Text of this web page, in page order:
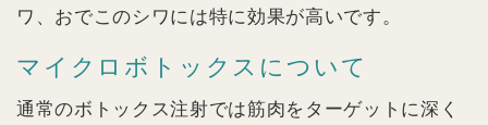
ワ、おでこのシワには特に効果が高いです。
マイクロボトックスについて
通常のボトックス注射では筋肉をターゲットに深く